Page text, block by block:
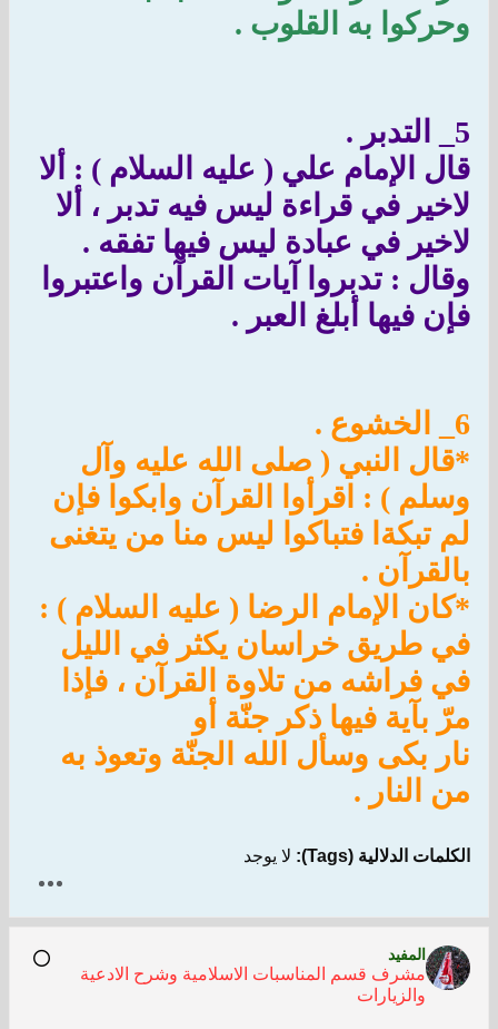
وحركوا به القلوب .
5_ التدبر .
قال الإمام علي ( عليه السلام ) : ألا
لاخير في قراءة ليس فيه تدبر ، ألا
لاخير في عبادة ليس فيها تفقه .
وقال : تدبروا آيات القرآن واعتبروا
فإن فيها أبلغ العبر .
6_ الخشوع .
*قال النبي ( صلى الله عليه وآل
وسلم ) : اقرأوا القرآن وابكوا فإن
لم تبكةا فتباكوا ليس منا من يتغنى
بالقرآن .
*كان الإمام الرضا ( عليه السلام ) :
في طريق خراسان يكثر في الليل
في فراشه من تلاوة القرآن ، فإذا
مرّ بآية فيها ذكر جنّة أو
نار بكى وسأل الله الجنّة وتعوذ به
من النار .
الكلمات الدلالية (Tags): لا يوجد
المفيد
مشرف قسم المناسبات الاسلامية وشرح الادعية
والزيارات